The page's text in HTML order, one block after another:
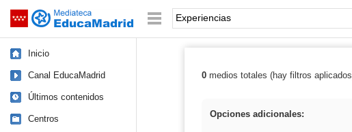
Saltar navegación Palabra o frase:
Inicio
Canal EducaMadrid
Últimos contenidos
Centros
Resultados de:
0medios totales (hay filtros
Opciones adicionales: